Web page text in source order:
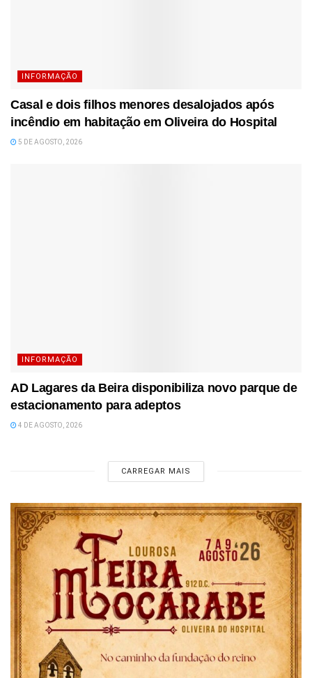
INFORMAÇÃO
Casal e dois filhos menores desalojados após
incêndio em habitação em Oliveira do Hospital
5 DE AGOSTO, 2026
INFORMAÇÃO
AD Lagares da Beira disponibiliza novo parque de
estacionamento para adeptos
4 DE AGOSTO, 2026
CARREGAR MAIS